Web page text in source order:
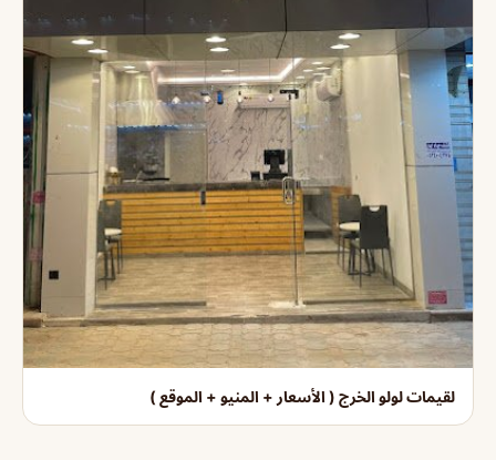
لقيمات لولو الخرج ( الأسعار + المنيو + الموقع )